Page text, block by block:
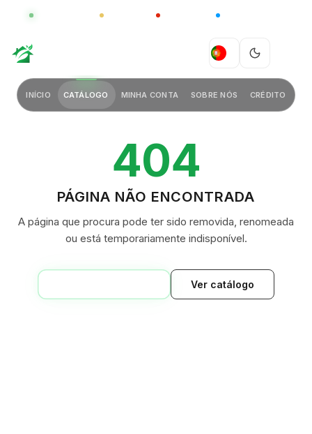
CHINA
PT
INÍCIO CATÁLOGO MINHA CONTA SOBRE NÓS CRÉDITO
404
PÁGINA NÃO ENCONTRADA
A página que procura pode ter sido removida, renomeada
ou está temporariamente indisponível.
Ver catálogo